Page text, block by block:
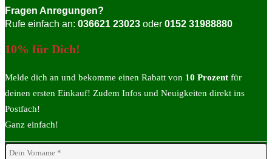
Fragen Anregungen?
Rufe einfach an: 036621 23023 oder 0152 31988880
10% für Dich!
Melde dich an und bekomme einen Rabatt von 10 Prozent für
deinen ersten Einkauf! Zudem Infos und Neuigkeiten direkt ins
Postfach!
Ganz einfach!